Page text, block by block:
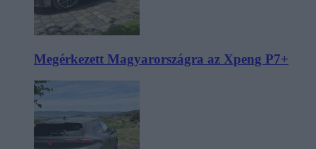
Megérkezett Magyarországra az Xpeng P7+